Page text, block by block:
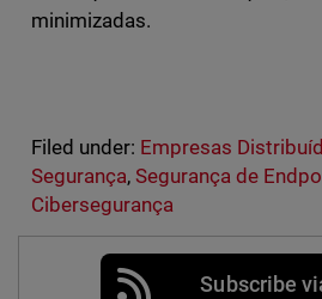
minimizadas.
Filed under: Empresas
Segurança, Segurança de
Cibersegurança
Subscribe